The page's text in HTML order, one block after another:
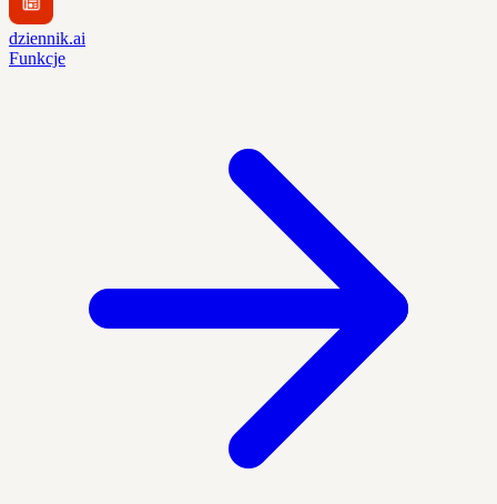
dziennik.ai
Funkcje